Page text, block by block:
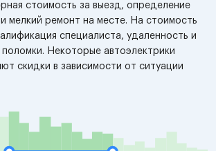
стоимость за выезд, определение
мелкий ремонт на месте. На стоимость
специалиста, удаленность и
Некоторые автоэлектрики
скидки в зависимости от ситуации